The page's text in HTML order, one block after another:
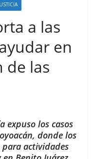
a las
en
de las
expuso los casos
donde los
actividades